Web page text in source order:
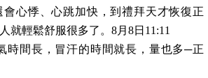
會心悸、心跳加快，到禮拜天才恢復正
就輕鬆舒服很多了。8月8日11:11
間長，冒汗的時間就長，量也多─正